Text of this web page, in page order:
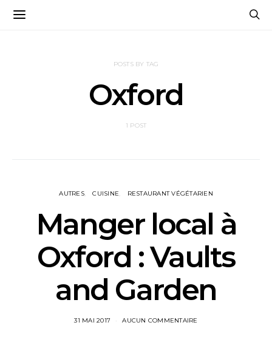
POSTS BY TAG
Oxford
1 POST
AUTRES CUISINE RESTAURANT VÉGÉTARIEN
Manger local à
Oxford : Vaults
and Garden
31 MAI 2017 AUCUN COMMENTAIRE